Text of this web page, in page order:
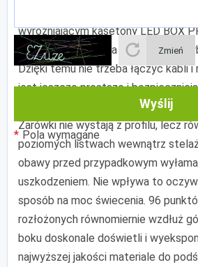
Zmień
Wyślij
Pola wymagane
wyróżniającym kasetony LED BOX
łączenia oświetlenia bazujący na
Dzięki temu nie trzeba łączyć kabli i
jest jeszcze prostsze i
zasilające schowane są wewnątrz
Żarówki nie wystają z profilu, lecz
poziomych listwach wewnątrz
obawy przed przypadkowym
uszkodzeniem. Nie wpływa to
sposób na moc świecenia. 96
rozłożonych równomiernie wzdłuż
boku doskonale doświetli i
najwyższej jakości materiale do